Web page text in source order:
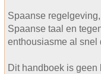
Spaanse
Spaanse taal en
enthousiasme al snel
Dit handboek is